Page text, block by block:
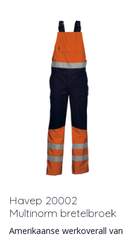
Havep 20002
Multinorm bretelbroek
Amerikaanse werkoverall van